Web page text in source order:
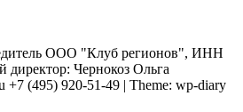
ООО "Клуб регионов", ИНН
директор: Чернокоз Ольга
+7 (495) 920-51-49 | Theme: wp-diary